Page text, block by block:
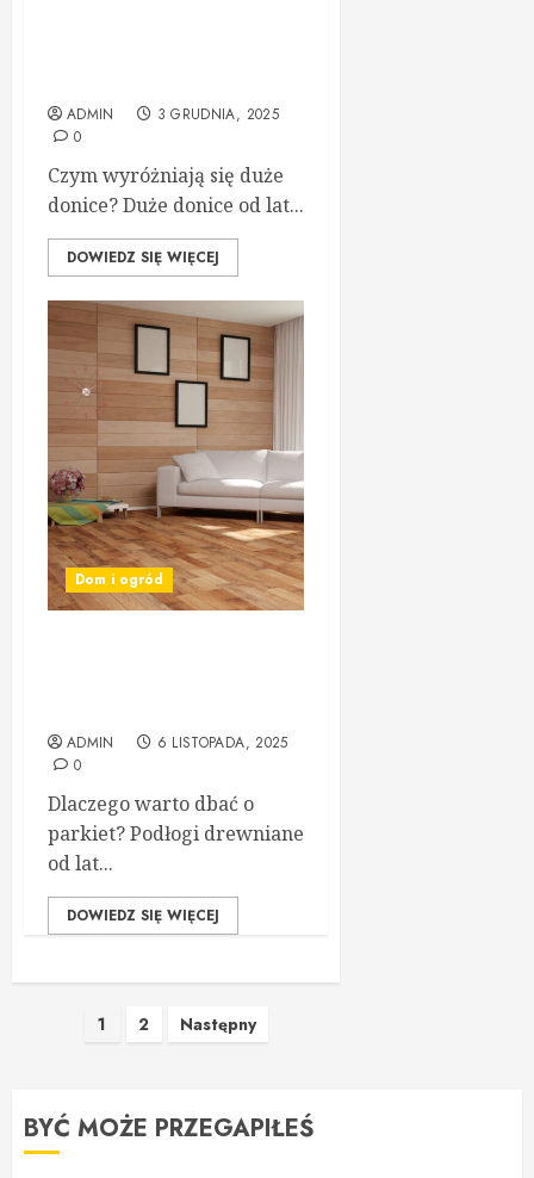
ADMIN
3 GRUDNIA, 2025
0
Czym wyróżniają się duże
donice? Duże donice od lat...
DOWIEDZ SIĘ WIĘCEJ
Dom i ogród
ADMIN
6 LISTOPADA, 2025
0
Dlaczego warto dbać o
parkiet? Podłogi drewniane
od lat...
DOWIEDZ SIĘ WIĘCEJ
Stronicowanie
1 2 Następny
BYĆ MOŻE PRZEGAPIŁEŚ